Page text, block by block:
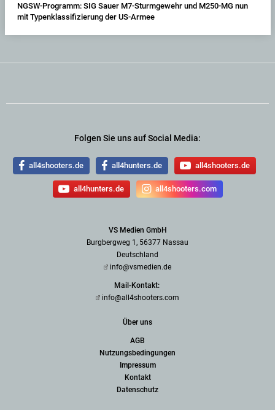
NGSW-Programm: SIG Sauer M7-Sturmgewehr und M250-MG nun
mit Typenklassifizierung der US-Armee
Folgen Sie uns auf Social Media:
all4shooters.de all4hunters.de all4shooters.de
all4hunters.de all4shooters.com
VS Medien GmbH
Burgbergweg 1, 56377 Nassau
Deutschland
info@vsmedien.de
Mail-Kontakt:
info@all4shooters.com
Über uns
AGB
Nutzungsbedingungen
Impressum
Kontakt
Datenschutz